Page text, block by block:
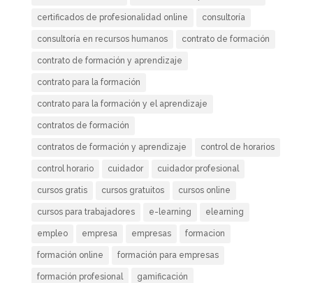
certificados de profesionalidad online consultoría
consultoría en recursos humanos contrato de formación
contrato de formación y aprendizaje
contrato para la formación
contrato para la formación y el aprendizaje
contratos de formación
contratos de formación y aprendizaje control de horarios
control horario cuidador cuidador profesional
cursos gratis cursos gratuitos cursos online
cursos para trabajadores e-learning elearning
empleo empresa empresas formacion
formación online formación para empresas
formación profesional gamificación